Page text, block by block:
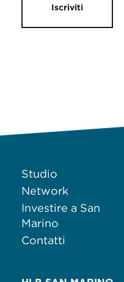
Iscriviti
Studio
Network
Investire a San
Marino
Contatti